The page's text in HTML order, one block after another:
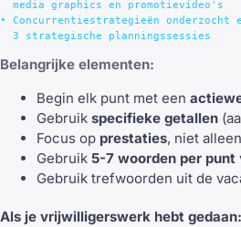
  media graphics en promotievideo's
• Concurrentiestrategieën onderzocht
Belangrijke elementen:
Begin elk punt met een
Gebruik specifieke getallen
Focus op prestaties, niet
Gebruik 5-7 woorden per punt
Gebruik trefwoorden uit de
Als je vrijwilligerswerk hebt gedaan: